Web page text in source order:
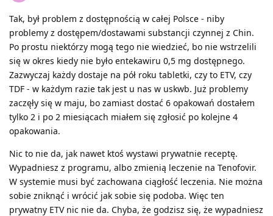
Tak, był problem z dostępnością w całej Polsce - niby
problemy z dostępem/dostawami substancji czynnej z Chin.
Po prostu niektórzy mogą tego nie wiedzieć, bo nie wstrzelili
się w okres kiedy nie było entekawiru 0,5 mg dostępnego.
Zazwyczaj każdy dostaje na pół roku tabletki, czy to ETV, czy
TDF - w każdym razie tak jest u nas w uskwb. Już problemy
zaczęły się w maju, bo zamiast dostać 6 opakowań dostałem
tylko 2 i po 2 miesiącach miałem się zgłosić po kolejne 4
opakowania.
Nic to nie da, jak nawet ktoś wystawi prywatnie receptę.
Wypadniesz z programu, albo zmienią leczenie na Tenofovir.
W systemie musi być zachowana ciągłość leczenia. Nie można
sobie zniknąć i wrócić jak sobie się podoba. Więc ten
prywatny ETV nic nie da. Chyba, że godzisz się, że wypadniesz